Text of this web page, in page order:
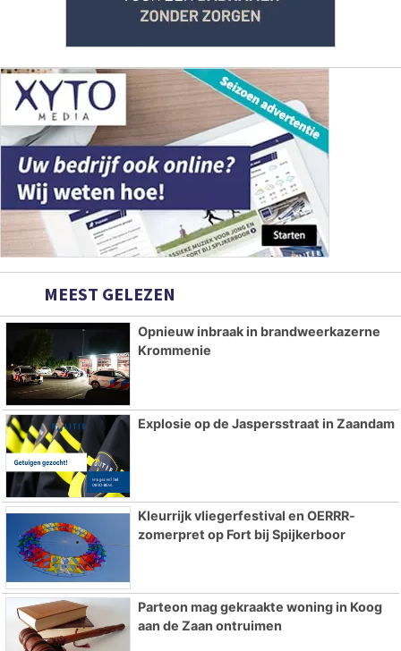
MEEST GELEZEN
Opnieuw inbraak in brandweerkazerne
Krommenie
Explosie op de Jaspersstraat in Zaandam
Kleurrijk vliegerfestival en OERRR-
zomerpret op Fort bij Spijkerboor
Parteon mag gekraakte woning in Koog
aan de Zaan ontruimen